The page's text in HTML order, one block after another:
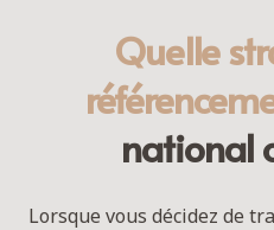
Quelle
national
Lorsque vous décidez de